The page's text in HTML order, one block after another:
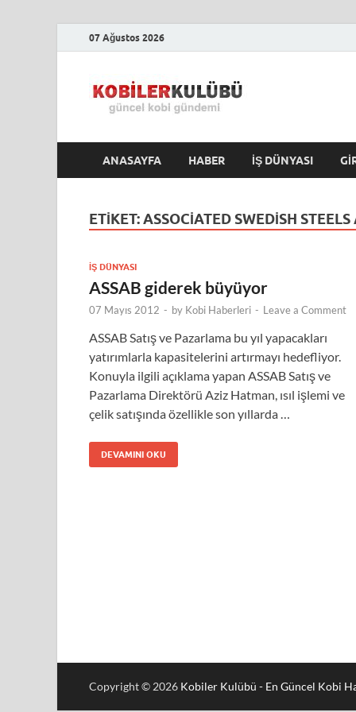
07 Ağustos 2026
ANASAYFA HABER İŞ DÜNYASI
ETIKET:ASSOCIATED SWEDISH STEELS
İŞ DÜNYASI
ASSAB giderek büyüyor
07 Mayıs 2012 - by Kobi Haberleri - Leave a Comment
ASSAB Satış ve Pazarlama bu yıl yapacakları
yatırımlarla kapasitelerini artırmayı hedefliyor.
Konuyla ilgili açıklama yapan ASSAB Satış ve
Pazarlama Direktörü Aziz Hatman, ısıl işlemi ve
çelik satışında özellikle son yıllarda …
DEVAMINI OKU
Copyright © 2026 Kobiler Kulübü - En Güncel Kobi